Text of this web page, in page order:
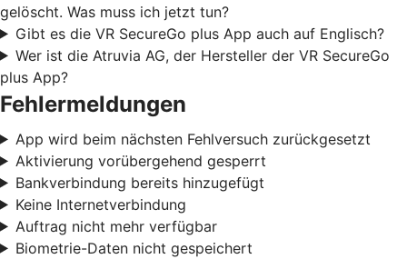
gelöscht. Was muss ich jetzt tun?
Gibt es die VR SecureGo plus App auch auf Englisch?
Wer ist die Atruvia AG, der Hersteller der VR SecureGo
plus App?
Fehlermeldungen
App wird beim nächsten Fehlversuch zurückgesetzt
Aktivierung vorübergehend gesperrt
Bankverbindung bereits hinzugefügt
Keine Internetverbindung
Auftrag nicht mehr verfügbar
Biometrie-Daten nicht gespeichert